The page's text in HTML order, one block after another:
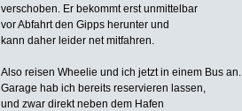
verschoben. Er bekommt erst unmittelbar
vor Abfahrt den Gipps herunter und
kann daher leider net mitfahren.
Also reisen Wheelie und ich jetzt in einem Bus an.
Garage hab ich bereits reservieren lassen,
und zwar direkt neben dem Hafen